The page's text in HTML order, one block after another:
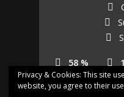
58 %
Last updated: 11:42
Privacy & Cookies: This site
website, you agree to their